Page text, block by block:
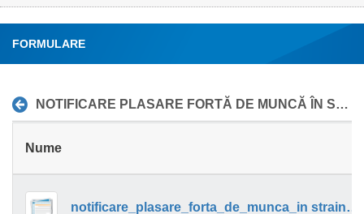
FORMULARE
NOTIFICARE PLASARE FORTĂ DE MUNCĂ ÎN STRĂINĂTATE
Nume
notificare_plasare_forta_de_munca_in strainatate.docx